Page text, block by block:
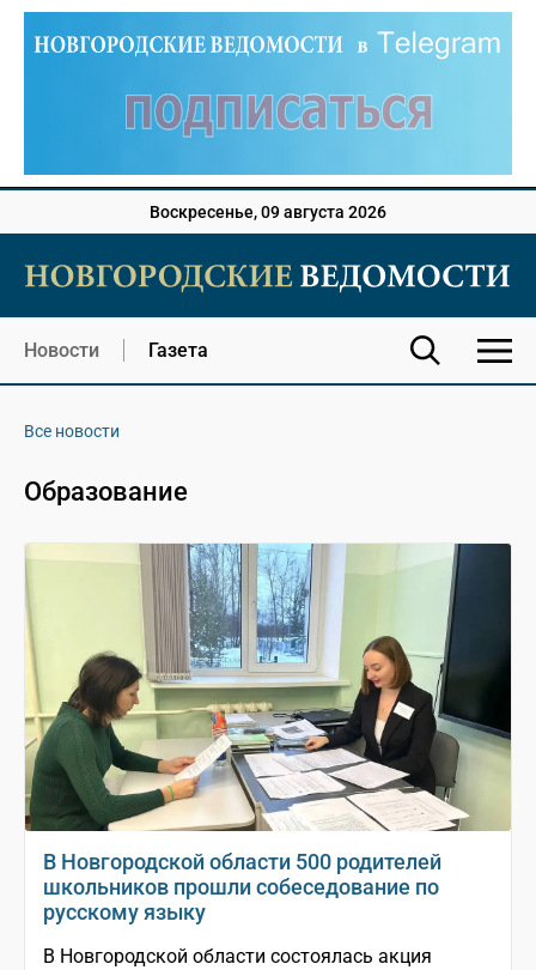
Воскресенье, 09 августа 2026
Новости Газета
Все новости
Образование
В Новгородской области 500 родителей
школьников прошли собеседование по
русскому языку
В Новгородской области состоялась акция